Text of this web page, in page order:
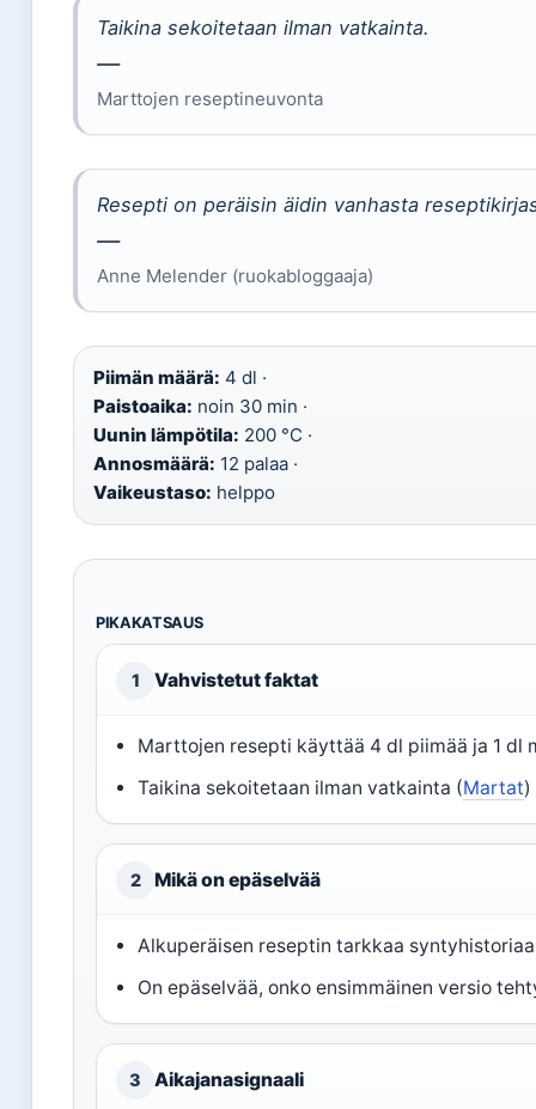
Taikina sekoitetaan ilman vatkainta.
—
Marttojen reseptineuvonta
Resepti on peräisin äidin vanhasta
—
Anne Melender (ruokabloggaaja)
Piimän määrä: 4 dl ·
Paistoaika: noin 30 min ·
Uunin lämpötila: 200 °C ·
Annosmäärä: 12 palaa ·
Vaikeustaso: helppo
PIKAKATSAUS
1 Vahvistetut faktat
Marttojen resepti käyttää 4 dl piimää ja 1 dl
Taikina sekoitetaan ilman vatkainta (Martat)
2 Mikä on epäselvää
Alkuperäisen reseptin tarkkaa
On epäselvää, onko ensimmäinen versio
3 Aikajanasignaali